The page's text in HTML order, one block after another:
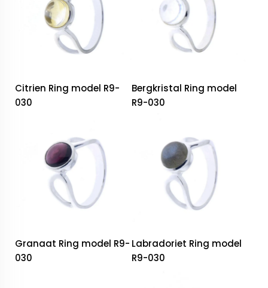
Citrien Ring model R9-
030
Bergkristal Ring model
R9-030
Granaat Ring model R9-
030
Labradoriet Ring model
R9-030